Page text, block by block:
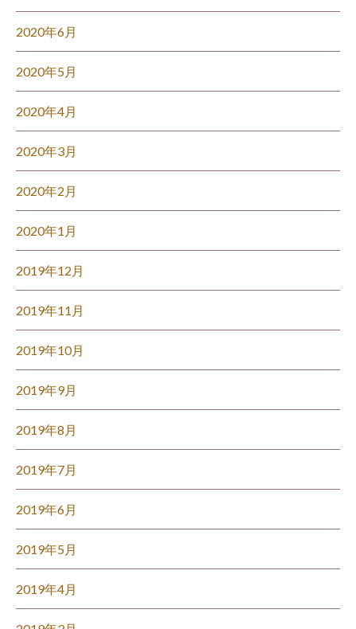
2020年6月
2020年5月
2020年4月
2020年3月
2020年2月
2020年1月
2019年12月
2019年11月
2019年10月
2019年9月
2019年8月
2019年7月
2019年6月
2019年5月
2019年4月